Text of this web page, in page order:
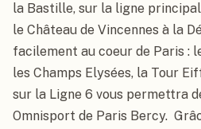
la Bastille, sur la ligne
le Château de Vincennes à la
facilement au coeur de Paris :
les Champs Elysées, la Tour
sur la Ligne 6 vous permettra
Omnisport de Paris Bercy.